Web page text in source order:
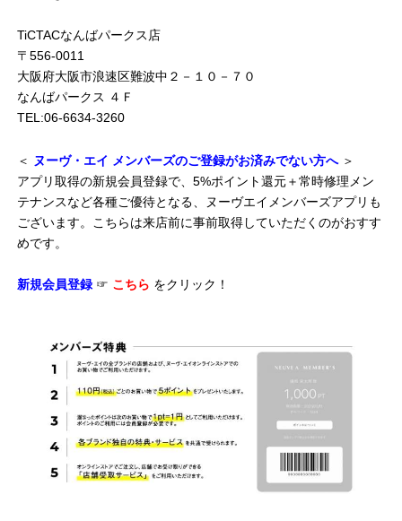
TiCTACなんばパークス店
〒556-0011
大阪府大阪市浪速区難波中２－１０－７０
なんばパークス ４Ｆ
TEL:06-6634-3260
＜ ヌーヴ・エイ メンバーズのご登録がお済みでない方へ ＞
アプリ取得の新規会員登録で、5%ポイント還元＋常時修理メン
テナンスなど各種ご優待となる、ヌーヴエイメンバーズアプリも
ございます。こちらは来店前に事前取得していただくのがおすす
めです。
新規会員登録 ☞ こちら をクリック！